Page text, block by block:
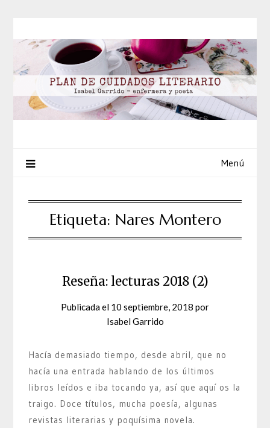
contenido
Menú
Etiqueta: Nares Montero
Reseña: lecturas 2018 (2)
Publicada el 10 septiembre, 2018 por
Isabel Garrido
Hacía demasiado tiempo, desde abril, que no
hacía una entrada hablando de los últimos
libros leídos e iba tocando ya, así que aquí os la
traigo. Doce títulos, mucha poesía, algunas
revistas literarias y poquísima novela.